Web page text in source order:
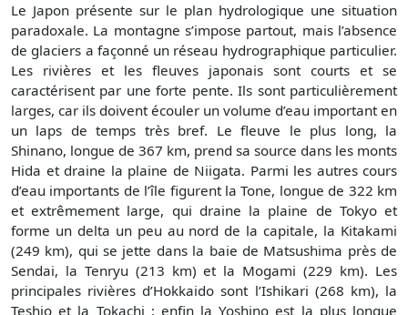
Le Japon présente sur le plan hydrologique une situation
paradoxale. La montagne s’impose partout, mais l’absence
de glaciers a façonné un réseau hydrographique particulier.
Les rivières et les fleuves japonais sont courts et se
caractérisent par une forte pente. Ils sont particulièrement
larges, car ils doivent écouler un volume d’eau important en
un laps de temps très bref. Le fleuve le plus long, la
Shinano, longue de 367 km, prend sa source dans les monts
Hida et draine la plaine de Niigata. Parmi les autres cours
d’eau importants de l’île figurent la Tone, longue de 322 km
et extrêmement large, qui draine la plaine de Tokyo et
forme un delta un peu au nord de la capitale, la Kitakami
(249 km), qui se jette dans la baie de Matsushima près de
Sendai, la Tenryu (213 km) et la Mogami (229 km). Les
principales rivières d’Hokkaido sont l’Ishikari (268 km), la
Teshio et la Tokachi ; enfin la Yoshino est la plus longue